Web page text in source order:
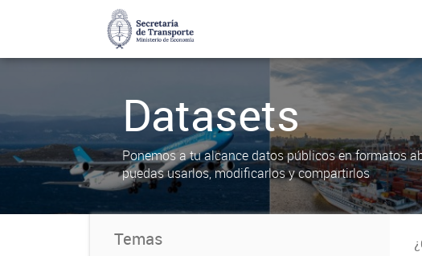
Datasets
Ponemos a tu alcance datos públicos en formatos
puedas usarlos, modificarlos y compartirlos
Temas